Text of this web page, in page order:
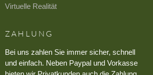
Virtuelle Realität
ZAHLUNG
Bei uns zahlen Sie immer sicher, schnell
und einfach. Neben Paypal und Vorkasse